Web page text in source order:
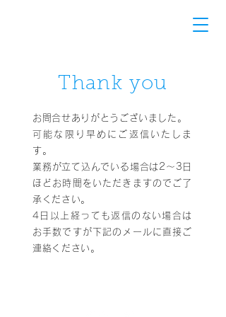
Thank you
お問合せありがとうございました。
可能な限り早めにご返信いたしま
す。
​業務が立て込んでいる場合は2〜3日
ほどお時間をいただきますのでご了
承ください。
4日以上経っても返信のない場合は
お手数ですが下記のメールに直接ご
連絡ください。